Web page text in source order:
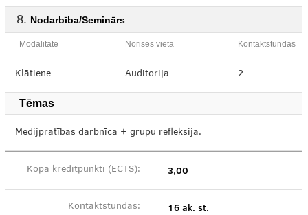
Nodarbība/Seminārs
Modalitāte Norises vieta Kontaktstundas
Klātiene Auditorija 2
Tēmas
Medijpratības darbnīca + grupu refleksija.
Kopā kredītpunkti (ECTS): 3,00
Kontaktstundas: 16 ak. st.